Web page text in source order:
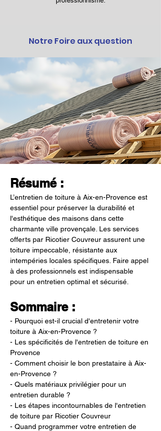
Notre Foire aux question
Résumé :
L’entretien de toiture à Aix-en-Provence est
essentiel pour préserver la durabilité et
l'esthétique des maisons dans cette
charmante ville provençale. Les services
offerts par Ricotier Couvreur assurent une
toiture impeccable, résistante aux
intempéries locales spécifiques. Faire appel
à des professionnels est indispensable
pour un entretien optimal et sécurisé.
Sommaire :
- Pourquoi est-il crucial d'entretenir votre
toiture à Aix-en-Provence ?
- Les spécificités de l'entretien de toiture en
Provence
- Comment choisir le bon prestataire à Aix-
en-Provence ?
- Quels matériaux privilégier pour un
entretien durable ?
- Les étapes incontournables de l'entretien
de toiture par Ricotier Couvreur
- Quand programmer votre entretien de